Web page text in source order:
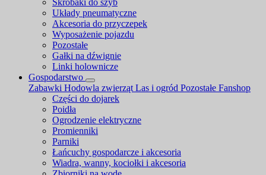
Skrobaki do szyb
Układy pneumatyczne
Akcesoria do przyczepek
Wyposażenie pojazdu
Pozostałe
Gałki na dźwignie
Linki holownicze
Gospodarstwo
Zabawki Hodowla zwierząt Las i ogród Pozostałe Fanshop
Części do dojarek
Poidła
Ogrodzenie elektryczne
Promienniki
Parniki
Łańcuchy gospodarcze i akcesoria
Wiadra, wanny, kociołki i akcesoria